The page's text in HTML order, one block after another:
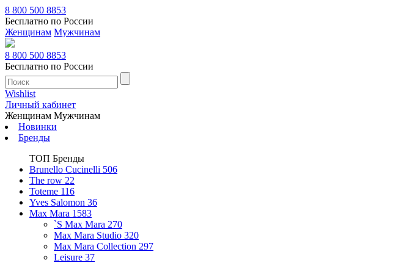
8 800 500 8853
Бесплатно по России
Женщинам Мужчинам
8 800 500 8853
Бесплатно по России
Wishlist
Личный кабинет
Женщинам Мужчинам
Новинки
Бренды
ТОП Бренды
Brunello Cucinelli 506
The row 22
Toteme 116
Yves Salomon 36
Max Mara 1583
`S Max Mara 270
Max Mara Studio 320
Max Mara Collection 297
Leisure 37